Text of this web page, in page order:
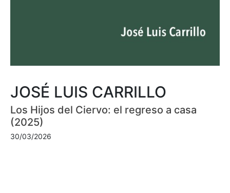
JOSÉ LUIS CARRILLO
Los Hijos del Ciervo: el regreso a casa
(2025)
30/03/2026